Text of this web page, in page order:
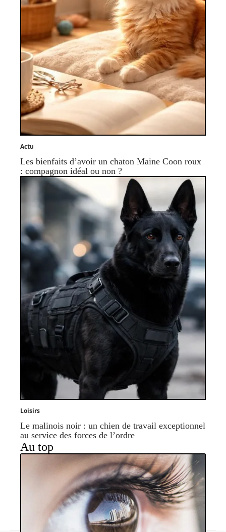
Actu
Les bienfaits d’avoir un chaton Maine Coon roux
: compagnon idéal ou non ?
Loisirs
Le malinois noir : un chien de travail exceptionnel
au service des forces de l’ordre
Au top